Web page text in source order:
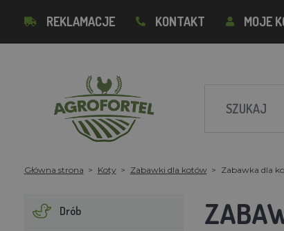
REKLAMACJE KONTAKT MOJE
Główna strona Koty Zabawki dla kotów Zabawka dla
Drób